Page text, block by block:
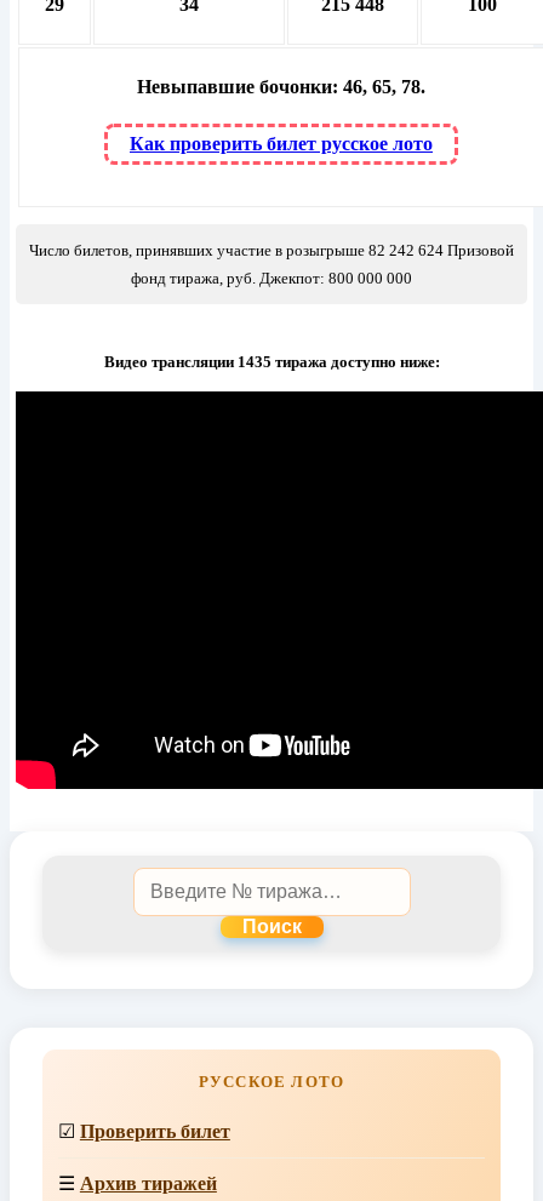
Невыпавшие бочонки: 46, 65, 78.
Как проверить билет русское лото
29 34 215 448 100
Число билетов, принявших участие в розыгрыше 82 242 624 Призовой
фонд тиража, руб. Джекпот: 800 000 000
Видео трансляции 1435 тиража доступно ниже:
Поиск
РУССКОЕ ЛОТО
☑ Проверить билет
☰ Архив тиражей